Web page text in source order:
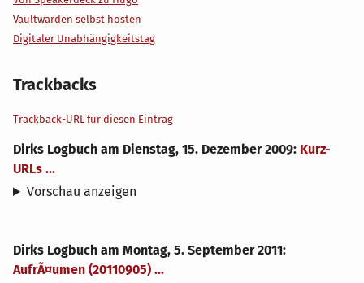
Vaultwarden selbst hosten
Digitaler Unabhängigkeitstag
Trackbacks
Trackback-URL für diesen Eintrag
Dirks Logbuch am Dienstag, 15. Dezember 2009: Kurz-
URLs ...
Vorschau anzeigen
Dirks Logbuch am Montag, 5. September 2011:
AufrÃ¤umen (20110905) ...